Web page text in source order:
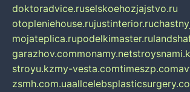
doktoradvice.ruselskoehozjajstvo.ru
otopleniehouse.rujustinterior.ru
mojateplica.rupodelkimaster.ru
garazhov.commonamy.net
stroyu.kzmy-vesta.comtimeszp.com
zsmh.com.ua